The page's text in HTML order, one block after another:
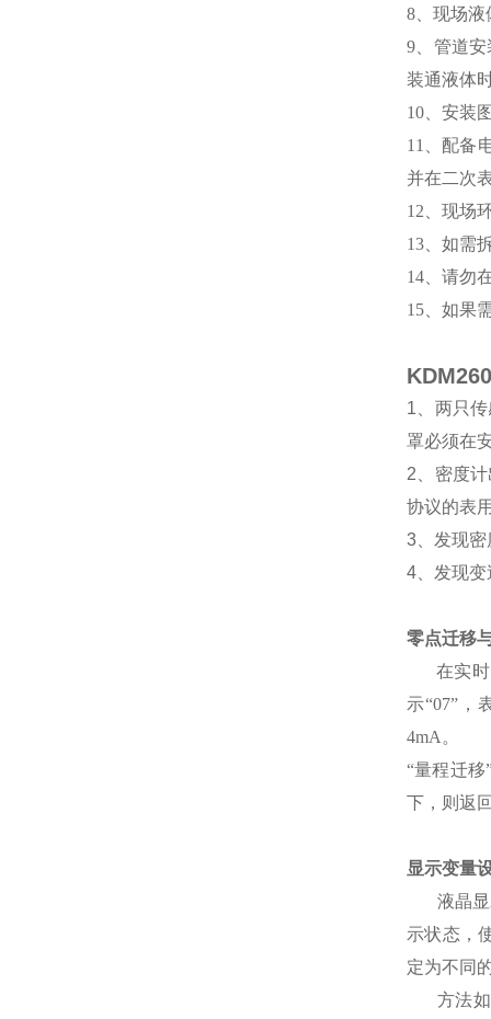
8、现场
9、管道
装通液体
10、安装
11、配备
并在二次
12、现场
13、如需
14、请勿
15、如果
1、两只
罩必须在
2、密度
协议的表
3、发现
4、发现
零点迁移
在实
示“07”，
4mA。
“量程迁
下，则返
显示变量
液晶
示状态，
定为不同
方法